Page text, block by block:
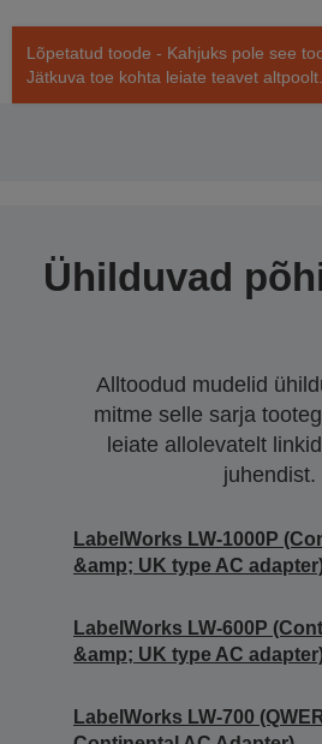
Lõpetatud toode - Kahjuks pole see
Jätkuva toe kohta leiate teavet altpoolt.
Ühilduvad
Alltoodud mudelid
mitme selle sarja
leiate allolevatelt
juhendist.
LabelWorks LW-1000P
&amp; UK type AC
LabelWorks LW-600P
&amp; UK type AC
LabelWorks LW-700